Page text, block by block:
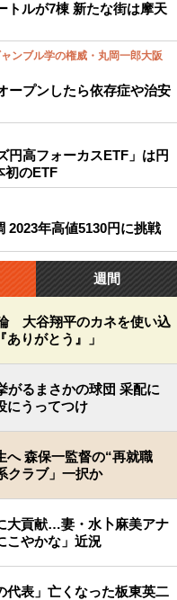
トルが7棟 新たな街は摩天
ンブル学の権威・丸岡一郎大阪
ープンしたら依存症や治安
円高フォーカスETF」は円
初のETF
2023年高値5130円に挑戦
週間
大谷翔平のカネを使い込
りがとう』」
がるまさかの球団 采配に
にうってつけ
へ 森保一監督の“再就職
クラブ」一択か
大貢献…妻・水卜麻美アナ
こやかな」近況
代表」亡くなった板東英二